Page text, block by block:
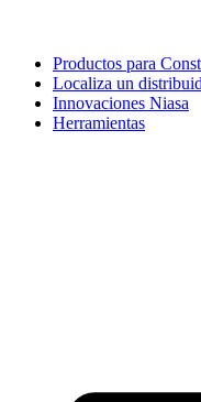
Productos para
Localiza un
Innovaciones Niasa
Herramientas